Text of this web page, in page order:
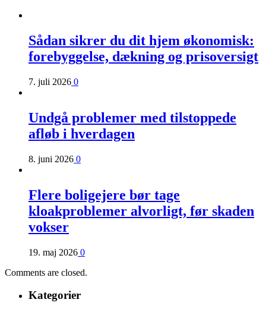
Sådan sikrer du dit hjem økonomisk:
forebyggelse, dækning og prisoversigt
7. juli 2026 0
Undgå problemer med tilstoppede
afløb i hverdagen
8. juni 2026 0
Flere boligejere bør tage
kloakproblemer alvorligt, før skaden
vokser
19. maj 2026 0
Comments are closed.
Kategorier